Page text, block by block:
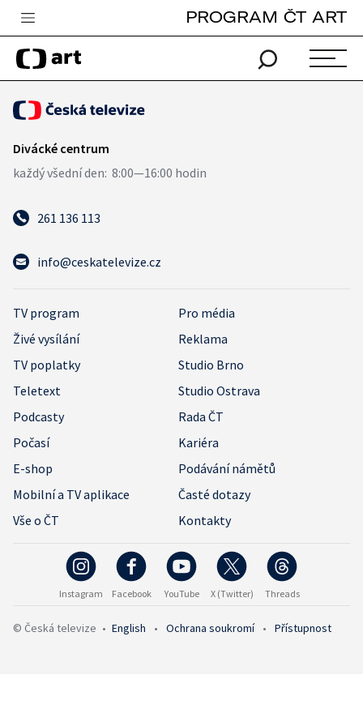
Česká televize
Zpravodajství
Sport
iVysílání
TV program
Pro děti
Vše o ČT
PROGRAM ČT ART
261 136 113
info@ceskatelevize.cz
TV program
Pro média
Živé vysílání
Reklama
TV poplatky
Studio Brno
Teletext
Studio Ostrava
Podcasty
Rada ČT
Počasí
Kariéra
E-shop
Podávání námětů
Mobilní a TV aplikace
Časté dotazy
Vše o ČT
Kontakty
Instagram Facebook YouTube X (Twitter) Threads
© Česká televize • English • Ochrana soukromí • Přístupnost